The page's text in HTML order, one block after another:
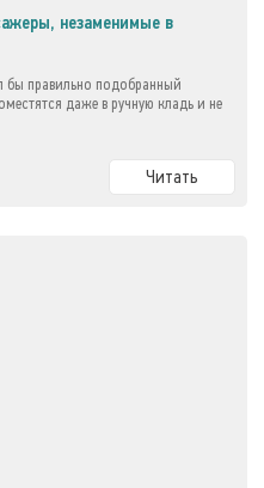
незаменимые в
бы правильно подобранный
даже в ручную кладь и не
Читать